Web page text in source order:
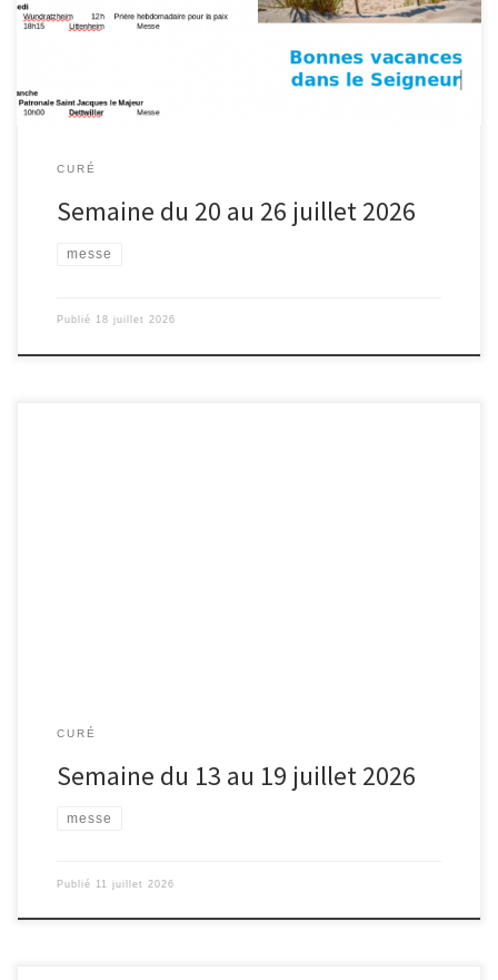
CURÉ
Semaine du 20 au 26 juillet 2026
messe
Publié 18 juillet 2026
CURÉ
Semaine du 13 au 19 juillet 2026
messe
Publié 11 juillet 2026